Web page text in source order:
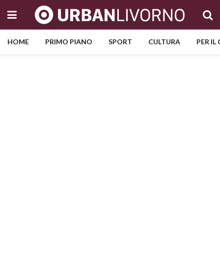
HOME PRIMO PIANO SPORT CULTURA PER